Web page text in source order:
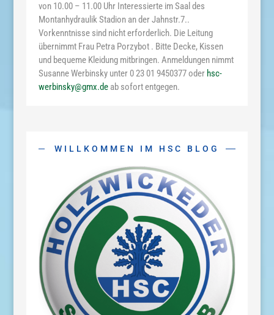
von 10.00 – 11.00 Uhr Interessierte im Saal des
Montanhydraulik Stadion an der Jahnstr.7..
Vorkenntnisse sind nicht erforderlich. Die Leitung
übernimmt Frau Petra Porzybot . Bitte Decke, Kissen
und bequeme Kleidung mitbringen. Anmeldungen nimmt
Susanne Werbinsky unter 0 23 01 9450377 oder hsc-
werbinsky@gmx.deab sofort entgegen.
WILLKOMMEN IM HSC BLOG